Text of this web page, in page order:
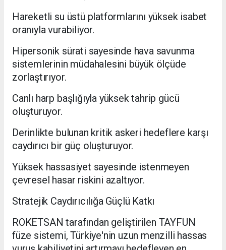
Hareketli su üstü platformlarını yüksek isabet
oranıyla vurabiliyor.
Hipersonik sürati sayesinde hava savunma
sistemlerinin müdahalesini büyük ölçüde
zorlaştırıyor.
Canlı harp başlığıyla yüksek tahrip gücü
oluşturuyor.
Derinlikte bulunan kritik askeri hedeflere karşı
caydırıcı bir güç oluşturuyor.
Yüksek hassasiyet sayesinde istenmeyen
çevresel hasar riskini azaltıyor.
Stratejik Caydırıcılığa Güçlü Katkı
ROKETSAN tarafından geliştirilen TAYFUN
füze sistemi, Türkiye'nin uzun menzilli hassas